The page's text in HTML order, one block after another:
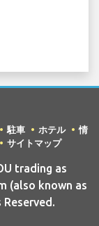
駐車 ホテル
情
サイトマップ
trading as
(also known as